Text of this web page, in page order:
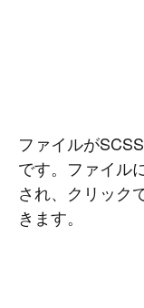
ファイルが
です。ファイル
され、クリック
きます。